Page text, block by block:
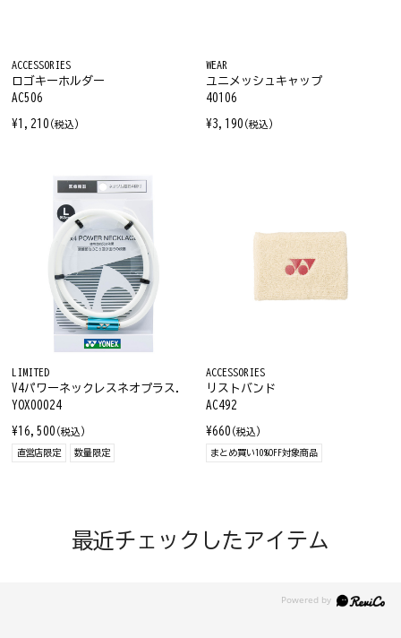
ACCESSORIES
ロゴキーホルダー
AC506
¥1,210 (税込)
WEAR
ユニメッシュキャップ
40106
¥3,190 (税込)
LIMITED
V4パワーネックレスネオプラス.
YOX00024
¥16,500 (税込)
直営店限定 数量限定
ACCESSORIES
リストバンド
AC492
¥660 (税込)
まとめ買い10%OFF対象商品
最近チェックしたアイテム